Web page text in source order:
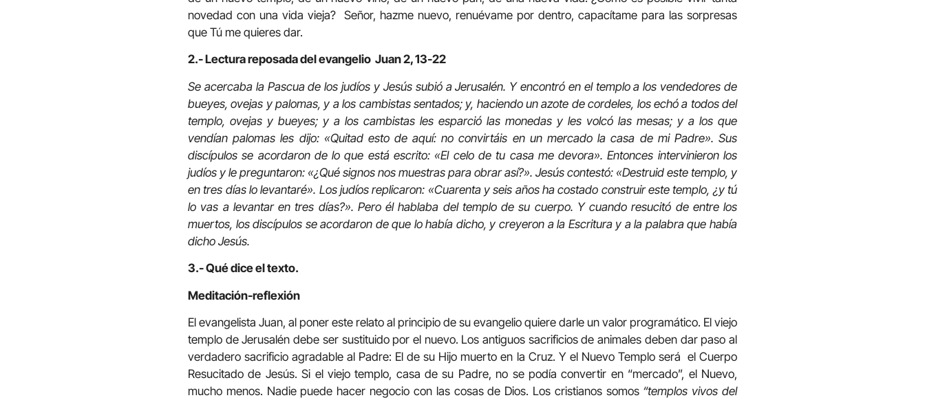
novedad con una vida vieja? Señor, hazme nuevo, renuévame por dentro, capacítame para las sorpresas
que Tú me quieres dar.
2.- Lectura reposada del evangelio Juan 2, 13-22
Se acercaba la Pascua de los judíos y Jesús subió a Jerusalén. Y encontró en el templo a los vendedores de
bueyes, ovejas y palomas, y a los cambistas sentados; y, haciendo un azote de cordeles, los echó a todos del
templo, ovejas y bueyes; y a los cambistas les esparció las monedas y les volcó las mesas; y a los que
vendían palomas les dijo: «Quitad esto de aquí: no convirtáis en un mercado la casa de mi Padre». Sus
discípulos se acordaron de lo que está escrito: «El celo de tu casa me devora». Entonces intervinieron los
judíos y le preguntaron: «¿Qué signos nos muestras para obrar así?». Jesús contestó: «Destruid este templo, y
en tres días lo levantaré». Los judíos replicaron: «Cuarenta y seis años ha costado construir este templo, ¿y tú
lo vas a levantar en tres días?». Pero él hablaba del templo de su cuerpo. Y cuando resucitó de entre los
muertos, los discípulos se acordaron de que lo había dicho, y creyeron a la Escritura y a la palabra que había
dicho Jesús.
3.- Qué dice el texto.
Meditación-reflexión
El evangelista Juan, al poner este relato al principio de su evangelio quiere darle un valor programático. El viejo
templo de Jerusalén debe ser sustituido por el nuevo. Los antiguos sacrificios de animales deben dar paso al
verdadero sacrificio agradable al Padre: El de su Hijo muerto en la Cruz. Y el Nuevo Templo será el Cuerpo
Resucitado de Jesús. Si el viejo templo, casa de su Padre, no se podía convertir en “mercado”, el Nuevo,
mucho menos. Nadie puede hacer negocio con las cosas de Dios. Los cristianos somos “templos vivos del